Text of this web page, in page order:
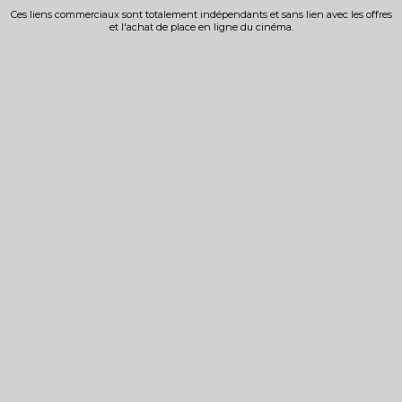
Ces liens commerciaux sont totalement indépendants et sans lien avec les offres
et l'achat de place en ligne du cinéma.